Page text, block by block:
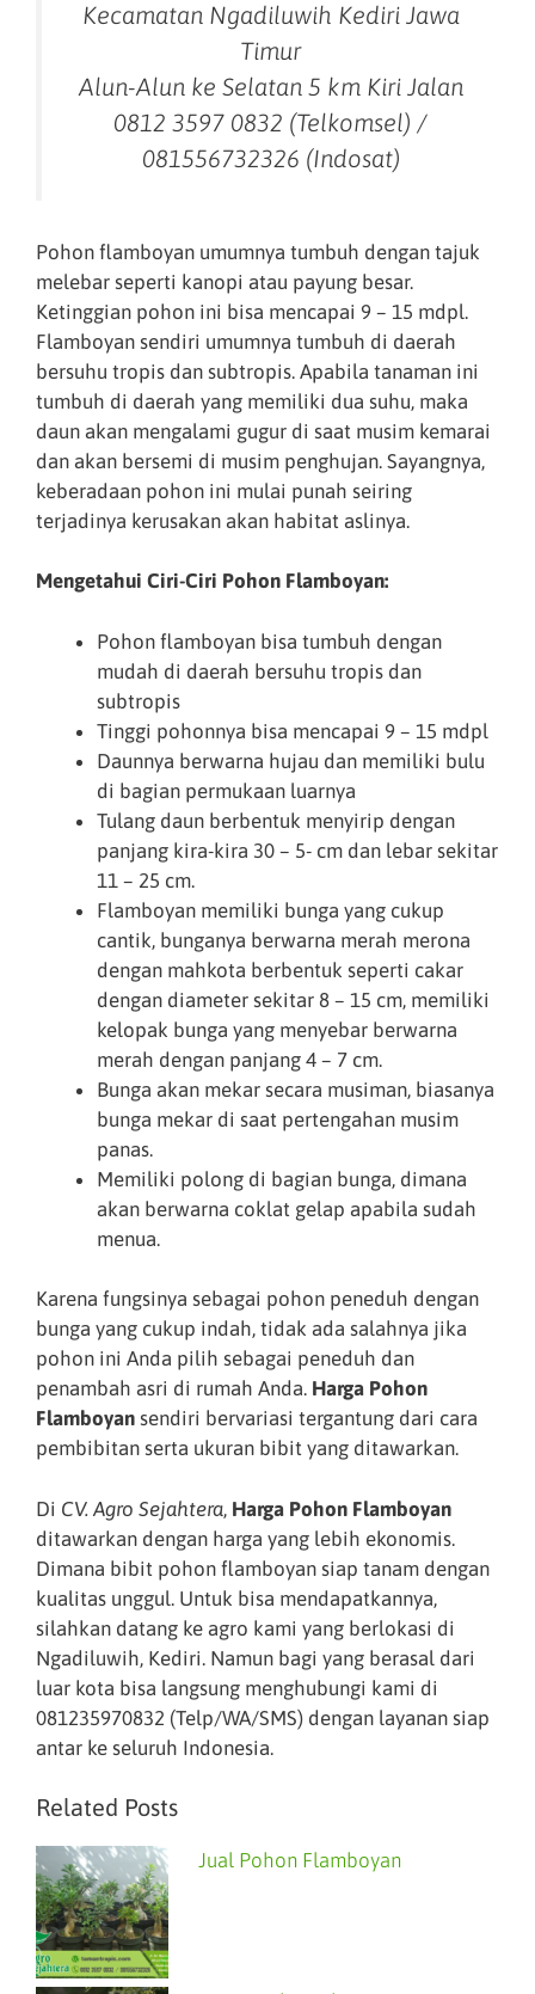
Kecamatan Ngadiluwih Kediri Jawa
Timur
Alun-Alun ke Selatan 5 km Kiri Jalan
0812 3597 0832 (Telkomsel) /
081556732326 (Indosat)
Pohon flamboyan umumnya tumbuh dengan tajuk
melebar seperti kanopi atau payung besar.
Ketinggian pohon ini bisa mencapai 9 – 15 mdpl.
Flamboyan sendiri umumnya tumbuh di daerah
bersuhu tropis dan subtropis. Apabila tanaman ini
tumbuh di daerah yang memiliki dua suhu, maka
daun akan mengalami gugur di saat musim kemarai
dan akan bersemi di musim penghujan. Sayangnya,
keberadaan pohon ini mulai punah seiring
terjadinya kerusakan akan habitat aslinya.
Mengetahui Ciri-Ciri Pohon Flamboyan:
Pohon flamboyan bisa tumbuh dengan
mudah di daerah bersuhu tropis dan
subtropis
Tinggi pohonnya bisa mencapai 9 – 15 mdpl
Daunnya berwarna hujau dan memiliki bulu
di bagian permukaan luarnya
Tulang daun berbentuk menyirip dengan
panjang kira-kira 30 – 5- cm dan lebar sekitar
11 – 25 cm.
Flamboyan memiliki bunga yang cukup
cantik, bunganya berwarna merah merona
dengan mahkota berbentuk seperti cakar
dengan diameter sekitar 8 – 15 cm, memiliki
kelopak bunga yang menyebar berwarna
merah dengan panjang 4 – 7 cm.
Bunga akan mekar secara musiman, biasanya
bunga mekar di saat pertengahan musim
panas.
Memiliki polong di bagian bunga, dimana
akan berwarna coklat gelap apabila sudah
menua.
Karena fungsinya sebagai pohon peneduh dengan
bunga yang cukup indah, tidak ada salahnya jika
pohon ini Anda pilih sebagai peneduh dan
penambah asri di rumah Anda. Harga Pohon
Flamboyan sendiri bervariasi tergantung dari cara
pembibitan serta ukuran bibit yang ditawarkan.
Di CV. Agro Sejahtera, Harga Pohon Flamboyan
ditawarkan dengan harga yang lebih ekonomis.
Dimana bibit pohon flamboyan siap tanam dengan
kualitas unggul. Untuk bisa mendapatkannya,
silahkan datang ke agro kami yang berlokasi di
Ngadiluwih, Kediri. Namun bagi yang berasal dari
luar kota bisa langsung menghubungi kami di
081235970832 (Telp/WA/SMS) dengan layanan siap
antar ke seluruh Indonesia.
Related Posts
Jual Pohon Flamboyan